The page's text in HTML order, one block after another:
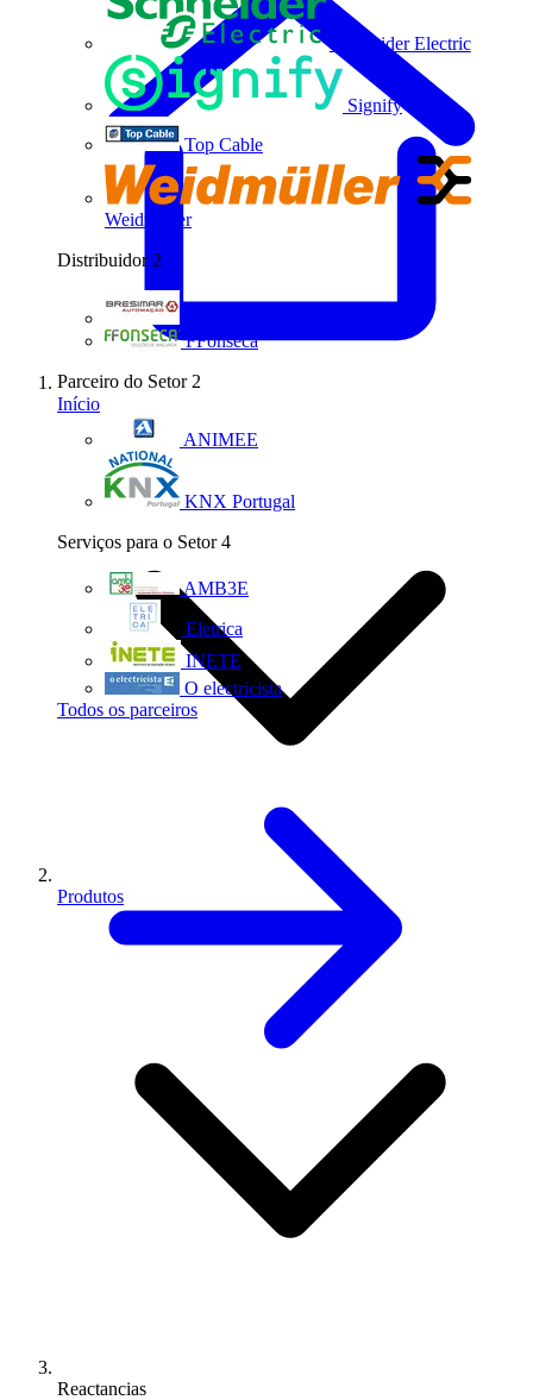
Schneider Electric
Signify
Top Cable
Weidmüller
Distribuidor 2
FFonseca
Parceiro do Setor 2
ANIMEE
KNX Portugal
Serviços para o Setor 4
AMB3E
Eletrica
INETE
O electricista
Todos os parceiros
Início
Produtos
Reactancias